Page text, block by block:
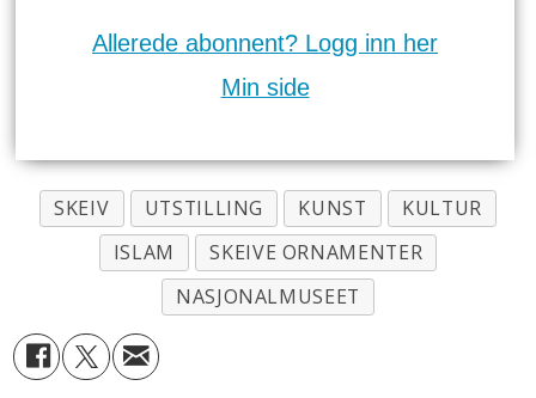
Allerede abonnent? Logg inn her
Min side
SKEIV UTSTILLING KUNST
KULTUR
ISLAM
SKEIVE ORNAMENTER
NASJONALMUSEET